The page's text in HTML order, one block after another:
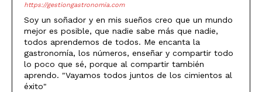
https://gestiongastronomia.com
Soy un soñador y en mis sueños creo que un mundo
mejor es posible, que nadie sabe más que nadie,
todos aprendemos de todos. Me encanta la
gastronomía, los números, enseñar y compartir todo
lo poco que sé, porque al compartir también
aprendo. "Vayamos todos juntos de los cimientos al
éxito"